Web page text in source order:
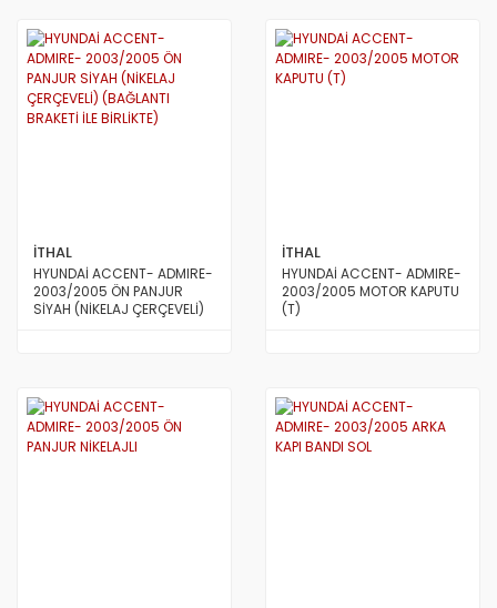
İTHAL
HYUNDAİ ACCENT- ADMIRE-
2003/2005 ÖN PANJUR
SİYAH (NİKELAJ ÇERÇEVELİ)
İTHAL
HYUNDAİ ACCENT- ADMIRE-
2003/2005 MOTOR KAPUTU
(T)